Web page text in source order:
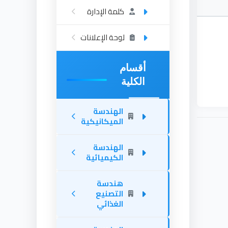
كلمة الإدارة
لوحة الإعلانات
أقسام
الكلية
الهندسة
الميكانيكية
الهندسة
الكيميائية
هندسة
التصنيع
الغذائي